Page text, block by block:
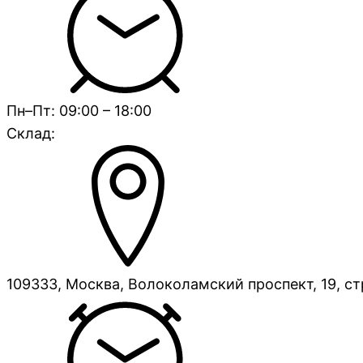
Пн–Пт: 09:00 – 18:00
Склад:
109333, Москва, Волоколамский проспект, 19,